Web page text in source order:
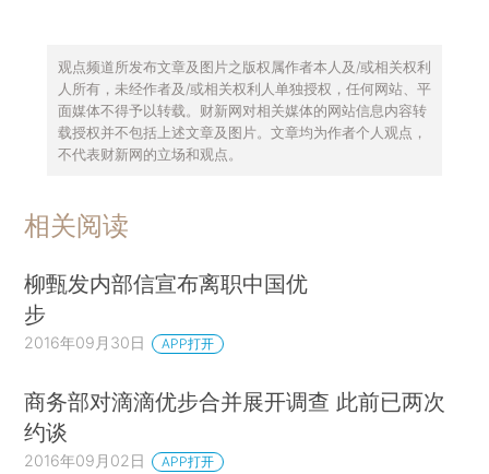
观点频道所发布文章及图片之版权属作者本人及/或相关权利
人所有，未经作者及/或相关权利人单独授权，任何网站、平
面媒体不得予以转载。财新网对相关媒体的网站信息内容转
载授权并不包括上述文章及图片。文章均为作者个人观点，
不代表财新网的立场和观点。
相关阅读
柳甄发内部信宣布离职中国优
步
2016年09月30日 APP打开
商务部对滴滴优步合并展开调查 此前已两次
约谈
2016年09月02日 APP打开